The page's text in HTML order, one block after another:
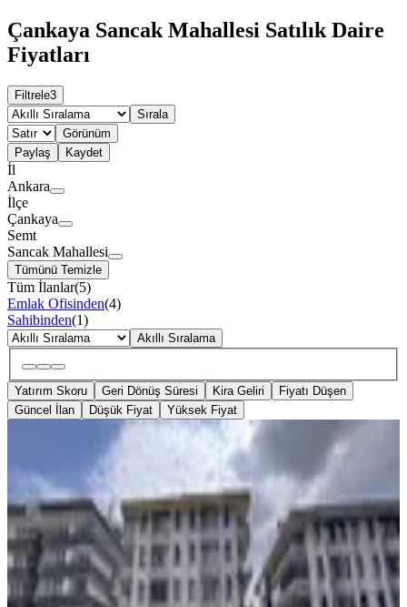
Çankaya Sancak Mahallesi Satılık Daire
Fiyatları
Filtrele3
Sırala
Görünüm
Paylaş
Kaydet
İl
Ankara
İlçe
Çankaya
Semt
Sancak Mahallesi
Tümünü Temizle
Tüm İlanlar(5)
Emlak Ofisinden(4)
Sahibinden(1)
Akıllı Sıralama
Yatırım Skoru Geri Dönüş Süresi Kira Geliri
Fiyatı Düşen
Güncel İlan
Düşük Fiyat Yüksek Fiyat
Satılık, Sancak, 4+1, Asansörlü, 1.kat,
Kapalıotopark, Boş Daire
Çankaya, Sancak Mahallesi
4+1·185 m² ·1. Kat 08.06.2026
8.950.000 ₺ 9.350.000 ₺